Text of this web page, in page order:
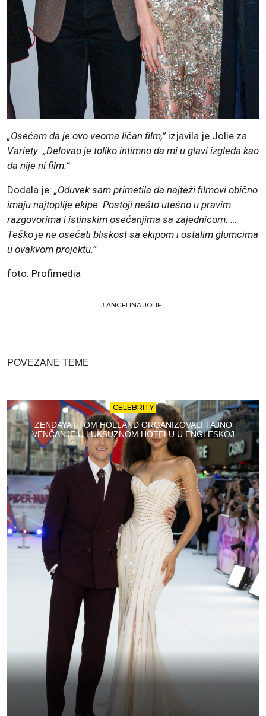
„Osećam da je ovo veoma ličan film,”izjavila je Jolie za
Variety. „Delovao je toliko intimno da mi u glavi izgleda kao
da nije ni film.”
Dodala je: „Oduvek sam primetila da najteži filmovi obično
imaju najtoplije ekipe. Postoji nešto utešno u pravim
razgovorima i istinskim osećanjima sa zajednicom. …
Teško je ne osećati bliskost sa ekipom i ostalim glumcima
u ovakvom projektu.”
foto: Profimedia
#ANGELINA JOLIE
POVEZANE TEME
CELEBRITY
ZENDAYA I TOM HOLLAND ORGANIZOVALI TAJNO
VENČANJE U LUKSUZNOM HOTELU U ENGLESKOJ